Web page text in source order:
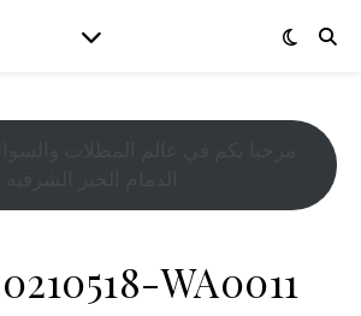
WA0011